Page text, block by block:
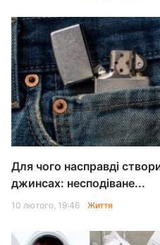
Для чого насправді
джинсах: несподіване...
10 лютого, 19:46 Життя